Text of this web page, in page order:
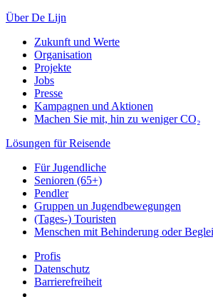
Über De Lijn
Zukunft und Werte
Organisation
Projekte
Jobs
Presse
Kampagnen und Aktionen
Machen Sie mit, hin zu weniger CO₂
Lösungen für Reisende
Für Jugendliche
Senioren (65+)
Pendler
Gruppen un Jugendbewegungen
(Tages-) Touristen
Menschen mit Behinderung oder
Profis
Datenschutz
Barrierefreiheit